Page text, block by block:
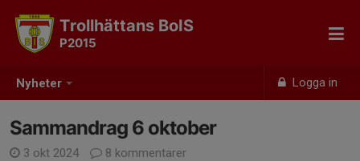
Nyheter Logga in
Trollhättans BoIS
P2015
Sammandrag 6 oktober
3 okt 2024 8 kommentarer